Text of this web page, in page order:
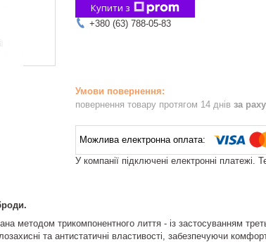
Купити з
+380 (63) 788-05-83
повернення товару протягом 14 днів за
У компанії підключені електронні
методом трикомпонентного лиття - із застосуванням
та антистатичні властивості, забезпечуючи